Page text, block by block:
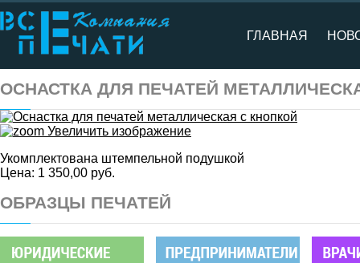
ГЛАВНАЯ
ОСНАСТКА ДЛЯ ПЕЧАТЕЙ
Увеличить изображение
Укомплектована штемпельной подушкой
Цена: 1 350,00 руб.
ОБРАЗЦЫ ПЕЧАТЕЙ